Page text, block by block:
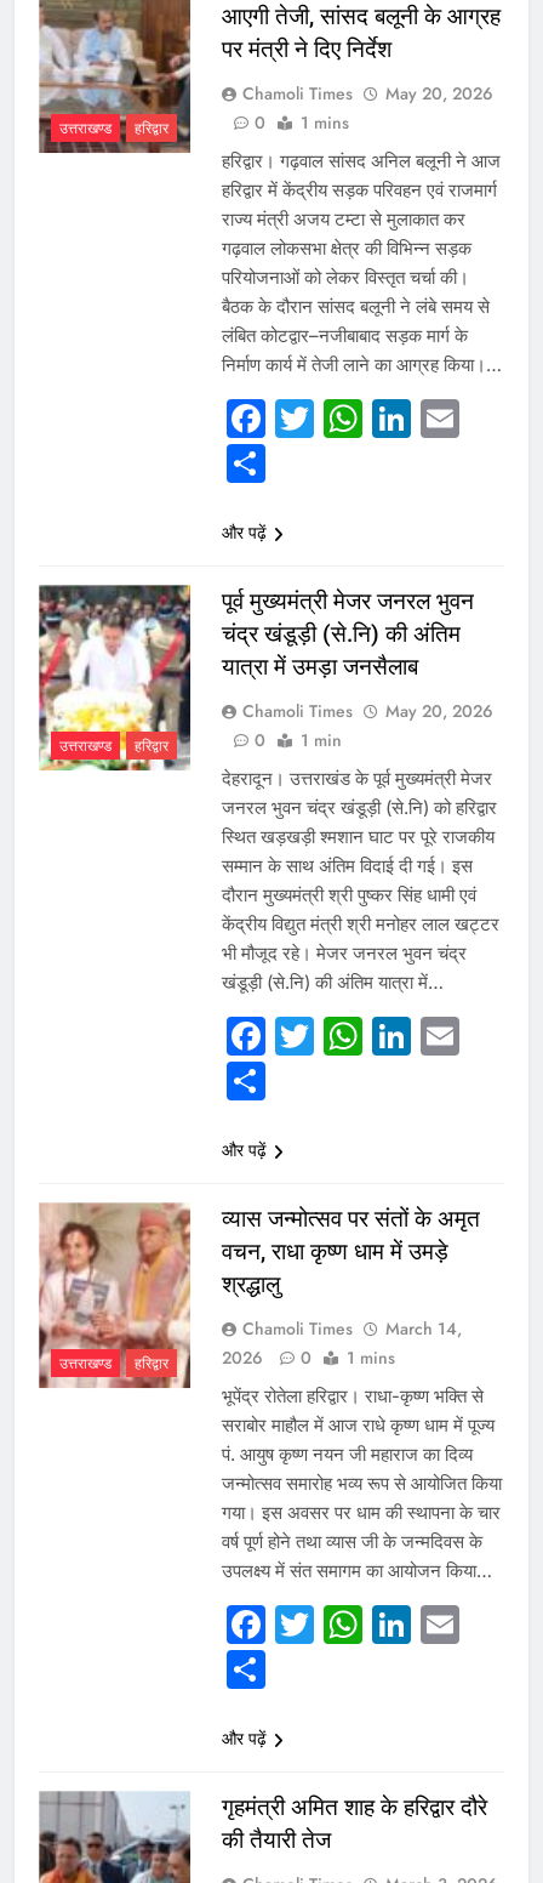
उत्तराखण्ड हरिद्वार
आएगी तेजी, सांसद बलूनी के आग्रह
पर मंत्री ने दिए निर्देश
Chamoli Times
May 20, 2026
0
1 mins
हरिद्वार। गढ़वाल सांसद अनिल बलूनी ने आज
हरिद्वार में केंद्रीय सड़क परिवहन एवं राजमार्ग
राज्य मंत्री अजय टम्टा से मुलाकात कर
गढ़वाल लोकसभा क्षेत्र की विभिन्न सड़क
परियोजनाओं को लेकर विस्तृत चर्चा की।
बैठक के दौरान सांसद बलूनी ने लंबे समय से
लंबित कोटद्वार–नजीबाबाद सड़क मार्ग के
निर्माण कार्य में तेजी लाने का आग्रह किया।…
Facebook
Twitter
Share
और पढ़ें
उत्तराखण्ड हरिद्वार
पूर्व मुख्यमंत्री मेजर जनरल भुवन
चंद्र खंडूड़ी (से.नि) की अंतिम
यात्रा में उमड़ा जनसैलाब
Chamoli Times
May 20, 2026
0
1 min
देहरादून। उत्तराखंड के पूर्व मुख्यमंत्री मेजर
जनरल भुवन चंद्र खंडूड़ी (से.नि) को हरिद्वार
स्थित खड़खड़ी श्मशान घाट पर पूरे राजकीय
सम्मान के साथ अंतिम विदाई दी गई। इस
दौरान मुख्यमंत्री श्री पुष्कर सिंह धामी एवं
केंद्रीय विद्युत मंत्री श्री मनोहर लाल खट्टर
भी मौजूद रहे। मेजर जनरल भुवन चंद्र
खंडूड़ी (से.नि) की अंतिम यात्रा में…
Facebook
Twitter
Share
और पढ़ें
उत्तराखण्ड हरिद्वार
व्यास जन्मोत्सव पर संतों के अमृत
वचन, राधा कृष्ण धाम में उमड़े
श्रद्धालु
Chamoli Times
March 14,
2026
0 1 mins
भूपेंद्र रोतेला हरिद्वार। राधा-कृष्ण भक्ति से
सराबोर माहौल में आज राधे कृष्ण धाम में पूज्य
पं. आयुष कृष्ण नयन जी महाराज का दिव्य
जन्मोत्सव समारोह भव्य रूप से आयोजित किया
गया। इस अवसर पर धाम की स्थापना के चार
वर्ष पूर्ण होने तथा व्यास जी के जन्मदिवस के
उपलक्ष्य में संत समागम का आयोजन किया…
Facebook
Twitter
Share
और पढ़ें
गृहमंत्री अमित शाह के हरिद्वार दौरे
की तैयारी तेज